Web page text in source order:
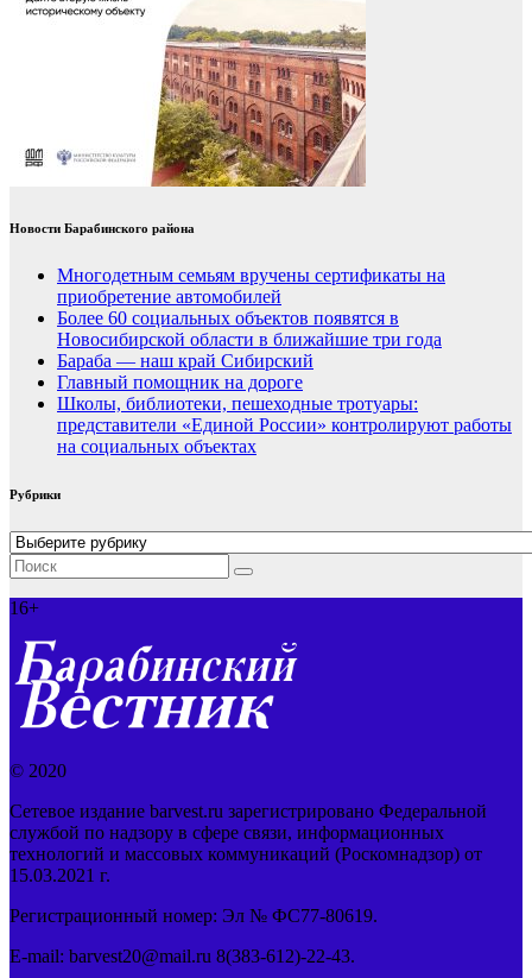
Новости Барабинского района
Многодетным семьям вручены сертификаты на
приобретение автомобилей
Более 60 социальных объектов появятся в
Новосибирской области в ближайшие три года
Бараба — наш край Сибирский
Главный помощник на дороге
Школы, библиотеки, пешеходные тротуары:
представители «Единой России» контролируют работы
на социальных объектах
Рубрики
Рубрики
16+
© 2020
Сетевое издание barvest.ru зарегистрировано Федеральной
службой по надзору в сфере связи, информационных
технологий и массовых коммуникаций (Роскомнадзор) от
15.03.2021 г.
Регистрационный номер: Эл № ФС77-80619.
E-mail: barvest20@mail.ru 8(383-612)-22-43.